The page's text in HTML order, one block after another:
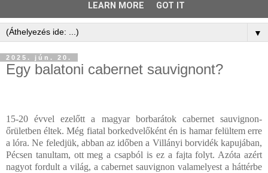
▼
2025. jún. 20.
Egy balatoni cabernet sauvignont?
15-20 évvel ezelőtt a magyar borbarátok cabernet sauvignon-
őrületben éltek. Még fiatal borkedvelőként én is hamar felültem erre
a lóra. Ne feledjük, abban az időben a Villányi borvidék kapujában,
Pécsen tanultam, ott meg a csapból is ez a fajta folyt. Azóta azért
nagyot fordult a világ, a cabernet sauvignon valamelyest a háttérbe
LEARN MORE GOT IT